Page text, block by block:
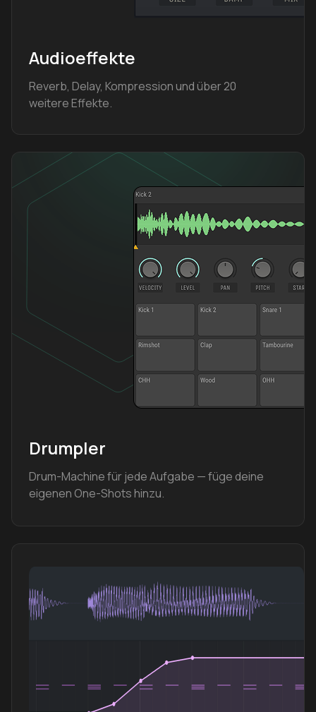
Audioeffekte
Reverb, Delay, Kompression und über 20
weitere Effekte.
Drumpler
Drum-Machine für jede Aufgabe — füge deine
eigenen One-Shots hinzu.